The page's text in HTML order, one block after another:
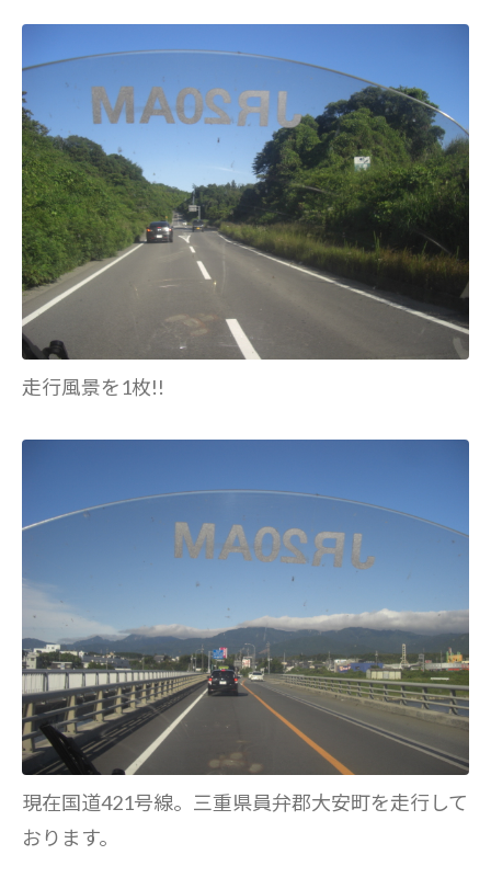
走行風景を1枚!!
現在国道421号線。三重県員弁郡大安町を走行して
おります。